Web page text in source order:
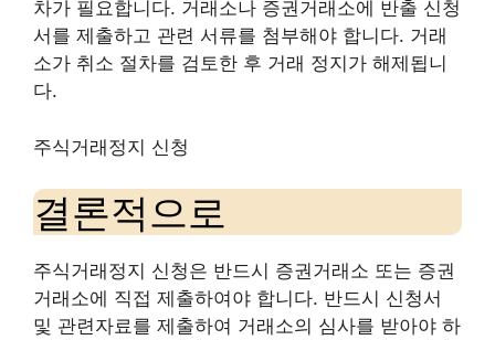
차가 필요합니다. 거래소나 증권거래소에 반출 신청
서를 제출하고 관련 서류를 첨부해야 합니다. 거래
소가 취소 절차를 검토한 후 거래 정지가 해제됩니
다.
주식거래정지 신청
결론적으로
주식거래정지 신청은 반드시 증권거래소 또는 증권
거래소에 직접 제출하여야 합니다. 반드시 신청서
및 관련자료를 제출하여 거래소의 심사를 받아야 하